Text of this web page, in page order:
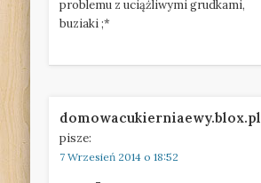
problemu z uciążliwymi grudkami,
buziaki ;*
domowacukierniaewy.blox.pl
pisze:
7 Wrzesień 2014 o 18:52